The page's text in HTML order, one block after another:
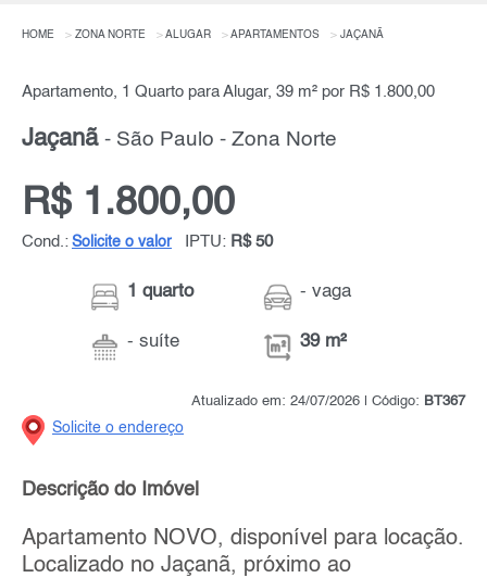
HOME ZONA NORTE ALUGAR APARTAMENTOS JAÇANÃ
Apartamento, 1 Quarto para Alugar, 39 m² por R$ 1.800,00
Jaçanã - São Paulo - Zona Norte
R$ 1.800,00
Cond.: Solicite o valor IPTU: R$ 50
1 quarto
- suíte
- vaga
39 m²
Atualizado em: 24/07/2026 | Código: BT367
Solicite o endereço
Descrição do Imóvel
Apartamento NOVO, disponível para locação.
Localizado no Jaçanã, próximo ao